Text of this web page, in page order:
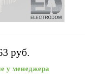
pуб.
у менеджера